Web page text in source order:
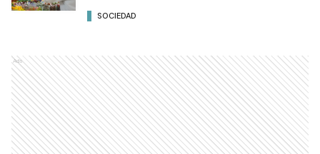
SOCIEDAD
Ads